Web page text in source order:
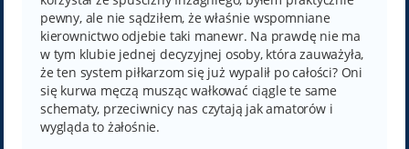
pewny, ale nie sądziłem, że właśnie wspomniane
kierownictwo odjebie taki manewr. Na prawdę nie ma
w tym klubie jednej decyzyjnej osoby, która zauważyła,
że ten system piłkarzom się już wypalił po całości? Oni
się kurwa męczą musząc wałkować ciągle te same
schematy, przeciwnicy nas czytają jak amatorów i
wygląda to żałośnie.